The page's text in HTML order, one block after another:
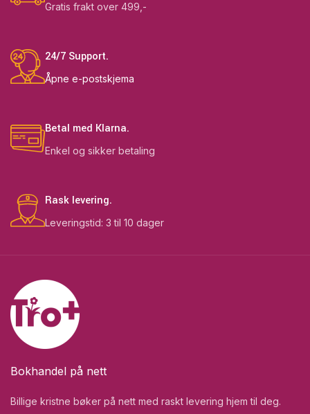
Gratis frakt over 499,-
24/7 Support.
Åpne e-postskjema
Betal med Klarna.
Enkel og sikker betaling
Rask levering.
Leveringstid: 3 til 10 dager
Bokhandel på nett
Billige kristne bøker på nett med raskt levering hjem til deg.